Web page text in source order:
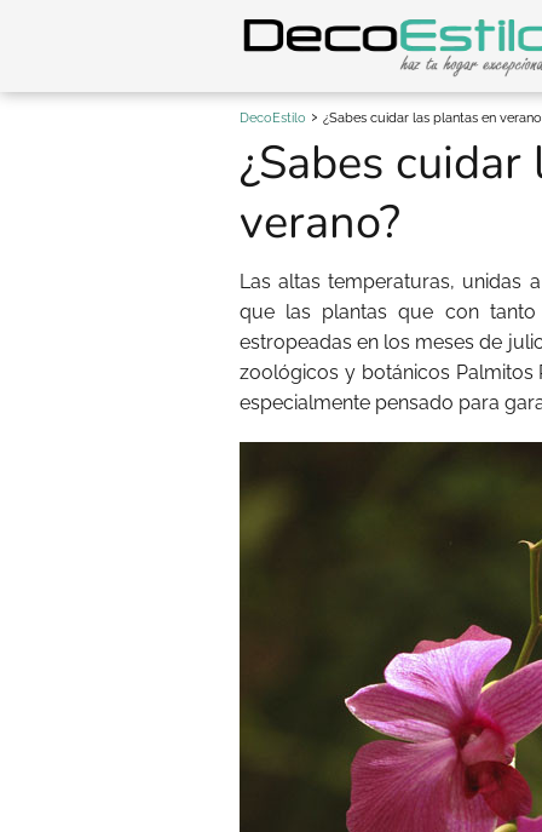
DecoEstilo ¿Sabes cuidar las plantas en
¿Sabes
verano?
Las altas temperaturas, unidas
que las plantas que con
estropeadas en los meses de
zoológicos y botánicos
especialmente pensado para